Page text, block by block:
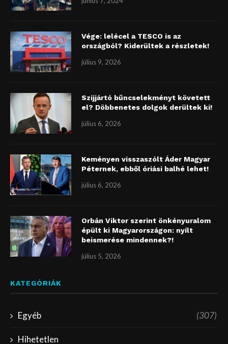
Vége: lelécel a TESCO is az
országból? Kiderültek a részletek!
július 9, 2026
Szijjártó bűncselekményt követett
el? Döbbenetes dolgok derültek ki!
július 6, 2026
Keményen visszaszólt Áder Magyar
Péternek, ebből óriási balhé lehet!
július 6, 2026
Orbán Viktor szerint önkényuralom
épült ki Magyarországon: nyílt
beismerése mindennek?!
július 5, 2026
KATEGÓRIÁK
Egyéb (307)
Hihetetlen